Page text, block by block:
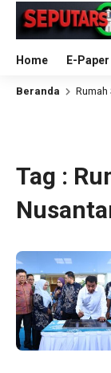
Home E-Paper
Beranda Rumah
Tag :